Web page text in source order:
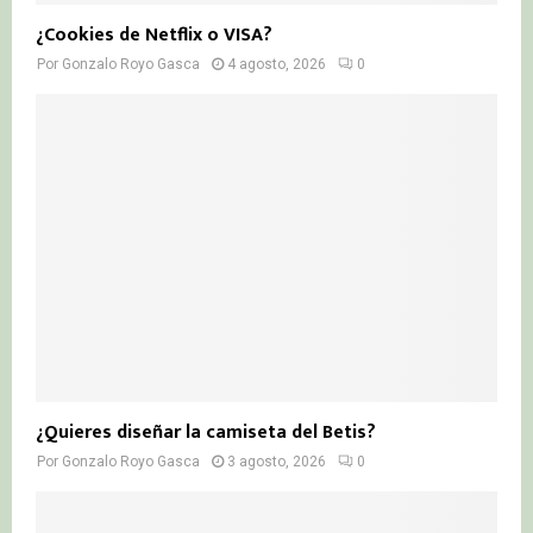
¿Cookies de Netflix o VISA?
Por Gonzalo Royo Gasca 4 agosto, 2026 0
¿Quieres diseñar la camiseta del Betis?
Por Gonzalo Royo Gasca 3 agosto, 2026 0